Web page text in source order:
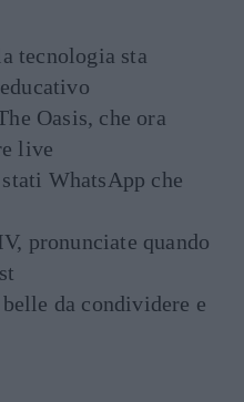
tecnologia sta
Oasis, che ora
live
WhatsApp che
pronunciate quando
da condividere e